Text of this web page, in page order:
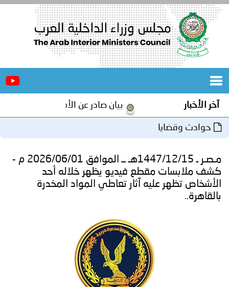
الرئيسية
المجلس
مؤتمرات
و
جهود
آخر الأخبار بيان صادر عن الأمانة العامة لمجلس
حوادث وقضايا
مـصـر ـ 1447/12/15هـ ــ الموافق 2026/06/01 م -
کشف ملابسات مقطع فيديو يظهر خلاله أحد
الأشخاص تظهر عليه آثار تعاطي المواد المخدرة
بالقاهرة..